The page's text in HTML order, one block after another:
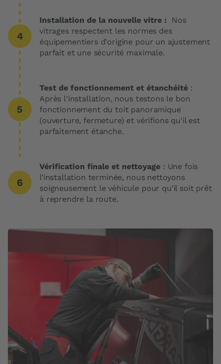
Installation de la nouvelle vitre :
Nos
vitrages respectent les normes des
équipementiers d'origine pour un ajustement
parfait et une sécurité maximale.
Test de fonctionnement et étanchéité :
Après l'installation, nous testons le bon
fonctionnement du toit panoramique
(ouverture, fermeture) et vérifions qu'il est
parfaitement étanche.
Vérification finale et nettoyage : Une fois
l’installation terminée, nous nettoyons
soigneusement le véhicule pour qu'il soit prêt
à reprendre la route.